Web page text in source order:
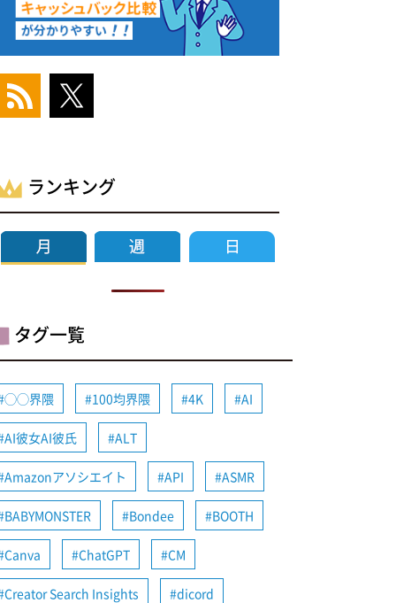
ランキング
タグ一覧
◯◯界隈 100均界隈 4K AI
AI彼女AI彼氏 ALT
Amazonアソシエイト API ASMR
BABYMONSTER Bondee BOOTH
Canva ChatGPT CM
Creator Search Insights dicord